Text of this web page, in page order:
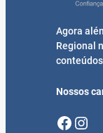
Agora
Regional
Nossos
Facebook Instagram